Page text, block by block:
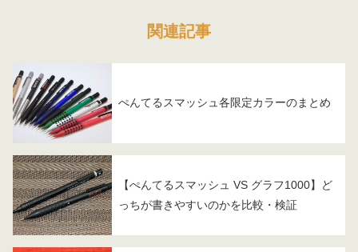
関連記事
ぺんてるスマッシュ各限定カラーのまとめ
【ぺんてるスマッシュ VS グラフ1000】ど
っちが書きやすいのかを比較・検証